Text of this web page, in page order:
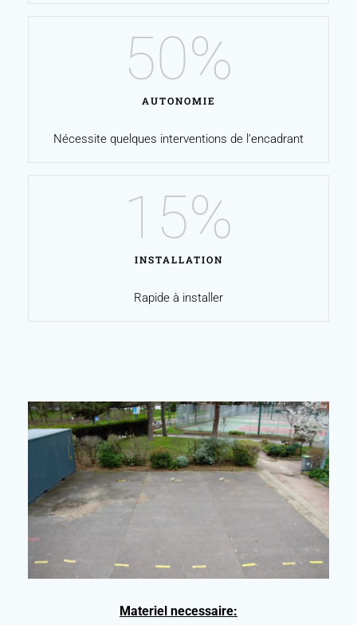
AUTONOMIE
50%
Nécessite quelques interventions de l’encadrant
INSTALLATION
15%
Rapide à installer
Materiel necessaire: